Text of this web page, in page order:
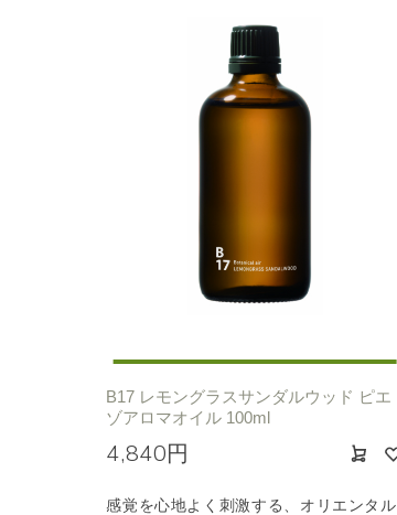
B17 レモングラスサンダルウッド ピエ
ゾアロマオイル 100ml
4,840円
感覚を心地よく刺激する、オリエンタル